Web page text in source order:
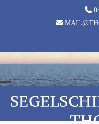
Open
mobile
Close
mobile